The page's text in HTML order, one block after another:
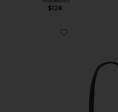
$128
Favorite BOLSO